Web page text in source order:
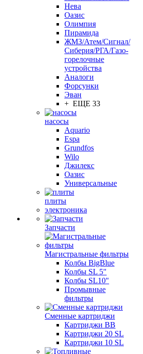
Нева
Оазис
Олимпия
Пирамида
ЖМЗ/Атем/Сигнал/
Сиберия/РГА/Газо-
горелочные
устройства
Aналоги
Форсунки
Эван
+ ЕЩЕ 33
насосы
Aquario
Espa
Grundfos
Wilo
Джилекс
Оазис
Универсальные
плиты
электроника
Запчасти
Магистральные фильтры
Колбы BigBlue
Колбы SL 5"
Колбы SL10"
Промывные
фильтры
Сменные картриджи
Картриджи BB
Картриджи 20 SL
Картриджи 10 SL